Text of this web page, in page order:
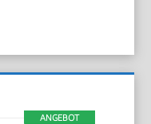
ANGEBOT